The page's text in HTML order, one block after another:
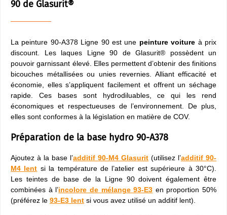
90 de Glasurit®
La peinture 90-A378 Ligne 90 est une peinture voiture à prix
discount. Les laques Ligne 90 de Glasurit® possèdent un
pouvoir garnissant élevé. Elles permettent d’obtenir des finitions
bicouches métallisées ou unies revernies. Alliant efficacité et
économie, elles s’appliquent facilement et offrent un séchage
rapide. Ces bases sont hydrodiluables, ce qui les rend
économiques et respectueuses de l’environnement. De plus,
elles sont conformes à la législation en matière de COV.
Préparation de la base hydro 90-A378
Ajoutez à la base l’additif 90-M4 Glasurit (utilisez l’additif 90-
M4 lent si la température de l’atelier est supérieure à 30°C).
Les teintes de base de la Ligne 90 doivent également être
combinées à l’incolore de mélange 93-E3 en proportion 50%
(préférez le 93-E3 lent si vous avez utilisé un additif lent).